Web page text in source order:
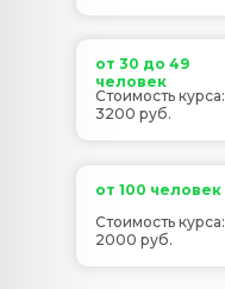
от 30 до 49
человек
от 100 человек
Стоимость курса:
3200 руб.
Стоимость курса:
2000 руб.